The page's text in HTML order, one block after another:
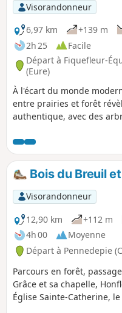
Visorandonneur
6,97 km
+139 m
2h 25
Facile
Départ à Fiquefleur-
(Eure)
À l'écart du monde
entre prairies et forêt
authentique, avec des
paysages vallonnés. Cet
nom de "balade secrète":
conseillée.
Bois du Breuil
Visorandonneur
12,90 km
+112 m
4h 00
Moyenne
Départ à Pennedepie
Parcours en forêt,
Grâce et sa chapelle,
Église Sainte-Catherine,